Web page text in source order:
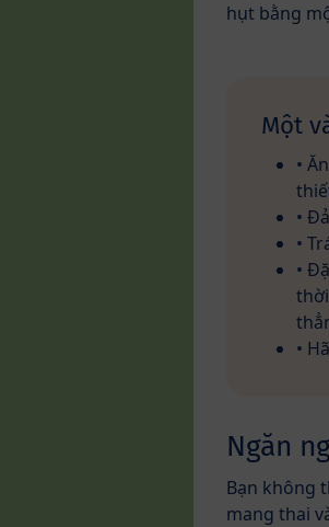
hụt bằng
Một
•
•
•
•
•
Ngăn
Bạn không
mang thai